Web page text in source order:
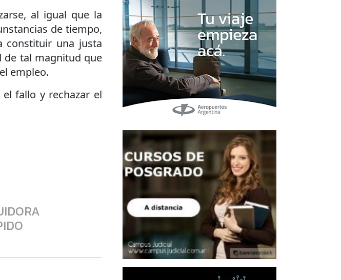
al igual que la
de tiempo,
constituir una justa
de tal magnitud que
empleo.
fallo y rechazar el